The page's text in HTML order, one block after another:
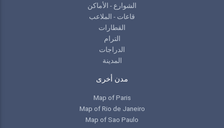
الشوارع - الأماكن
قاعات - الملاعب
القطارات
الترام
الدراجات
المدينة
مدن أخرى
Map of Paris
Map of Rio de Janeiro
Map of Sao Paulo